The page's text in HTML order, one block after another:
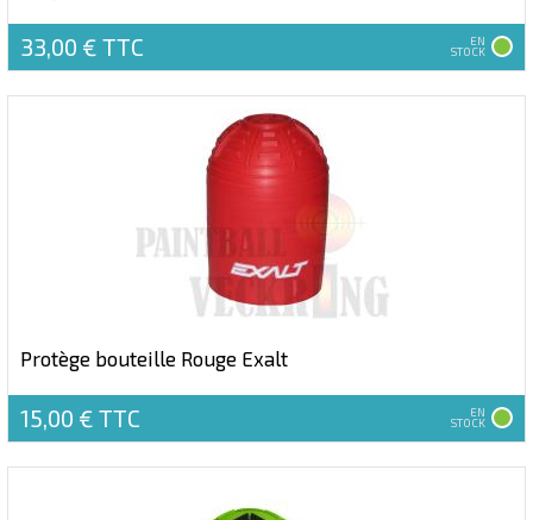
33,00 € TTC EN
STOCK
Protège bouteille Rouge Exalt
15,00 € TTC EN
STOCK